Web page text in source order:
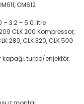
OM612
– 3.2 – 5.0 litre
CLK 200 Kompressor,
280, CLK 320, CLK 500
turbo/enjektör,